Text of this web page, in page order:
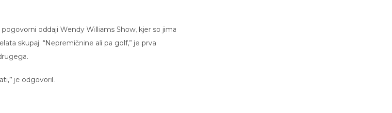
oddaji Wendy Williams Show, kjer so jima
skupaj. “Nepremičnine ali pa golf,” je prva
je odgovoril.